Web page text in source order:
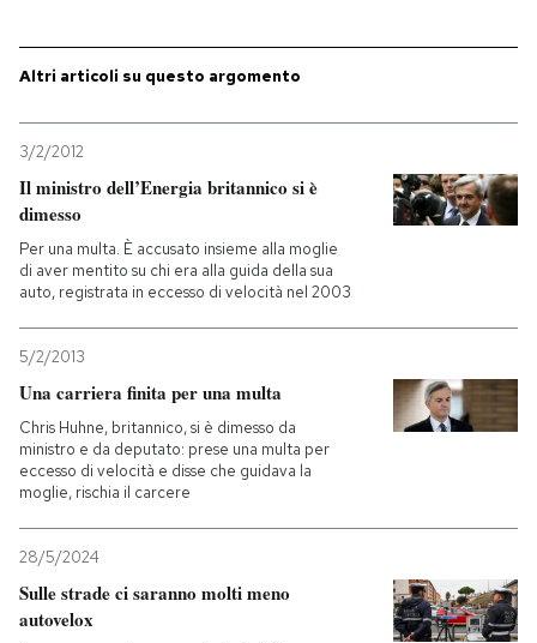
Economia
Sport
Altrecose
PODCAST
NEWSLETTER
I MIEI PREFERITI
SHOP
CALENDARIO
AREA PERSONALE
Altri articoli su questo argomento
3/2/2012
Il ministro dell’Energia britannico si è
dimesso
Per una multa. È accusato insieme alla moglie
di aver mentito su chi era alla guida della sua
auto, registrata in eccesso di velocità nel 2003
5/2/2013
Una carriera finita per una multa
Chris Huhne, britannico, si è dimesso da
ministro e da deputato: prese una multa per
eccesso di velocità e disse che guidava la
moglie, rischia il carcere
28/5/2024
Sulle strade ci saranno molti meno
autovelox